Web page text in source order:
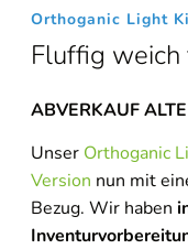
Orthoganic Light
Fluffig weich
ABVERKAUF
Unser Orthoganic
Version nun mit
Bezug. Wir haben